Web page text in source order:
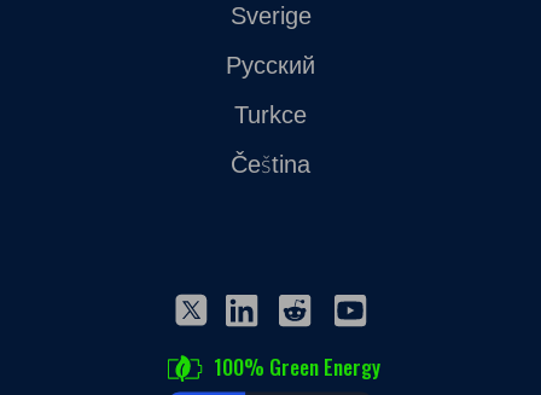
Sverige
Русский
Turkce
Čeština
100% Green Energy